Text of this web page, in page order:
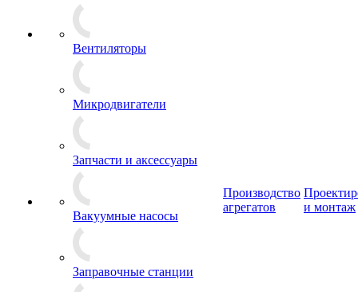
Вентиляторы
Микродвигатели
Запчасти и аксессуары
Вакуумные насосы
Заправочные станции
Производство
агрегатов
и монтаж